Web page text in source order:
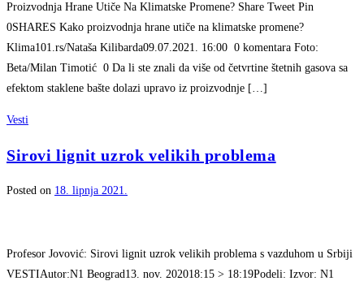
Proizvodnja Hrane Utiče Na Klimatske Promene? Share Tweet Pin
0SHARES Kako proizvodnja hrane utiče na klimatske promene?
Klima101.rs/Nataša Kilibarda09.07.2021. 16:00 0 komentara Foto:
Beta/Milan Timotić 0 Da li ste znali da više od četvrtine štetnih gasova sa
efektom staklene bašte dolazi upravo iz proizvodnje […]
Vesti
Sirovi lignit uzrok velikih problema
Posted on 18. lipnja 2021.
Profesor Jovović: Sirovi lignit uzrok velikih problema s vazduhom u Srbiji
VESTIAutor:N1 Beograd13. nov. 202018:15 > 18:19Podeli: Izvor: N1